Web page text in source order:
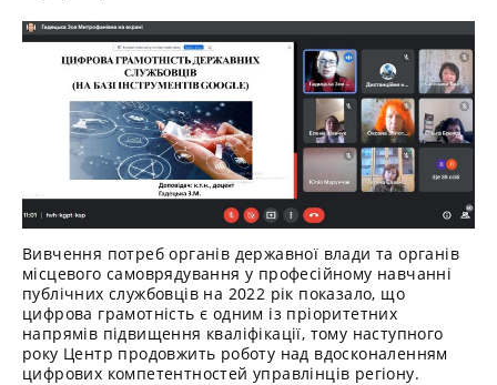
Вивчення потреб органів державної влади та органів
місцевого самоврядування у професійному навчанні
публічних службовців на 2022 рік показало, що
цифрова грамотність є одним із пріоритетних
напрямів підвищення кваліфікації, тому наступного
року Центр продовжить роботу над вдосконаленням
цифрових компетентностей управлінців регіону.